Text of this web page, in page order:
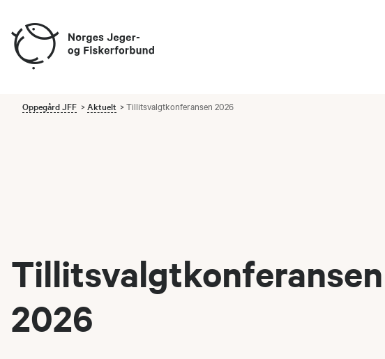
Oppegård JFF Aktuelt Tillitsvalgtkonferansen 2026
Tillitsvalgtkonferansen
2026